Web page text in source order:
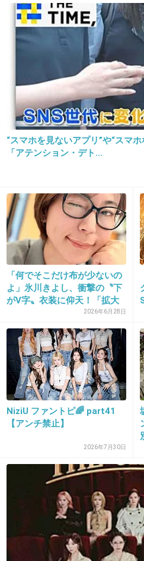
ては才能の塊だから
29. 匿名2018/10/17(水) 09:54:48
聴けば季節ごとに思い出
努力を続け、才能を維持
30. 匿名2018/10/17(水) 10:03:26
個人的には荒井由実時代の方が
31. 匿名2018/10/17(水) 10:17:57
歌上手くないって言って
ユーミン自身、歌唱力を
3枚組ベスト聴いたけど
歌って上手いか下手かだ
ユーミンもこの人なら
き込まれる
上手いだけで魅力のない
“スマホを見ないアプリ”や“スマ
「アテンション・デト...
「何でそこだけ布が少ないの
よ」氷川きよし、衝撃の〝下
がV字〟衣装に仰天！「拡大
2026年6月28日
NiziU ファントピ🌈 part41
【アンチ禁止】
2026年7月30日